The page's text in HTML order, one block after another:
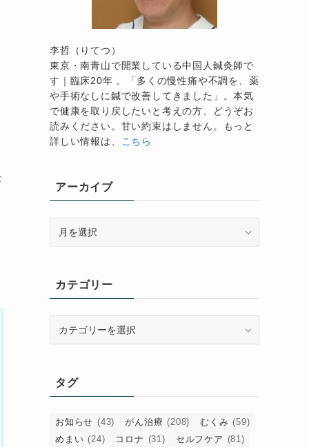
李哲（りてつ）
東京・南青山で開業している中国人鍼灸師で
す｜臨床20年 。「多くの慢性痛や不調を、薬
や手術なしに鍼で改善してきました」。本気
で健康を取り戻したいと考えの方、どうぞお
読みください。甘い約束はしません。もっと
詳しい情報は、 こちら
アーカイブ
ブカテゴリー
ータグ
お知らせ (43) がん治療 (208) むくみ (59)
めまい (24) コロナ (31) セルフケア (81)